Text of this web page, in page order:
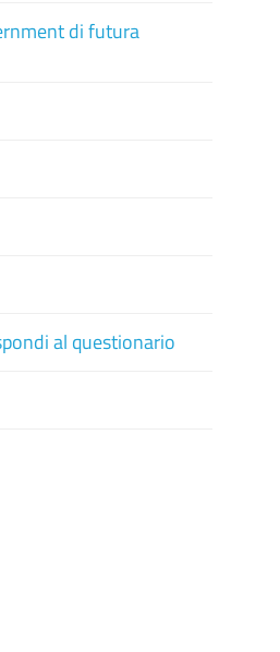
di futura
al questionario